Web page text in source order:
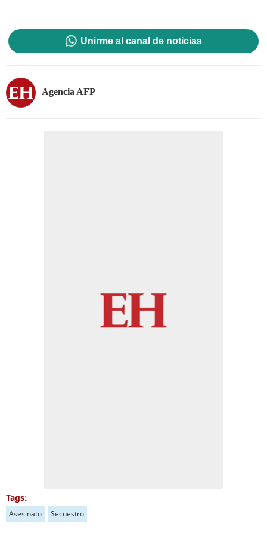
Unirme al canal de noticias
Agencia AFP
Tags:
Asesinato Secuestro